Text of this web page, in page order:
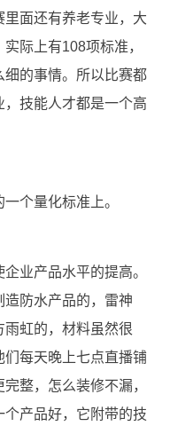
面还有养老专业，大
际上有108项标准，
的事情。所以比赛都
技能人才都是一个高
个量化标准上。
业产品水平的提高。
防水产品的，雷神
虹的，材料虽然很
每天晚上七点直播铺
整，怎么装修不漏，
产品好，它附带的技